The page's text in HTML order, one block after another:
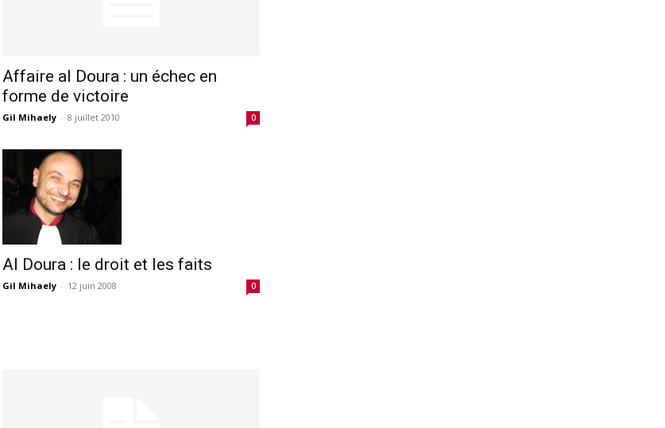
Affaire al Doura : un échec en
forme de victoire
Gil Mihaely - 8 juillet 2010 0
Al Doura : le droit et les faits
Gil Mihaely - 12 juin 2008 0